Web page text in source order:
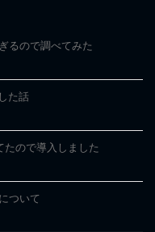
るので調べてみた
た話
たので導入しました
ついて